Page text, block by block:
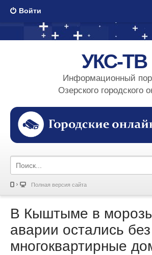
Войти
УКС-ТВ
Информационный
Озерского городского
Полная версия сайта
В Кыштыме в
аварии остались
многоквартирные